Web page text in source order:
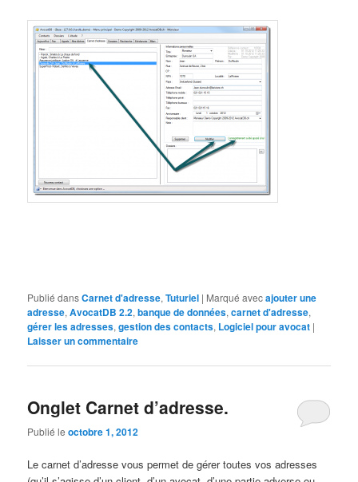
Publié dansCarnet d'adresse,Tuturiel | Marqué avecajouter une
adresse,AvocatDB 2.2,banque de données,carnet d'adresse,
gérer les adresses,gestion des contacts, Logiciel pour avocat |
Laisser un commentaire
Onglet Carnet d’adresse.
Publié leoctobre 1, 2012
Le carnet d’adresse vous permet de gérer toutes vos adresses